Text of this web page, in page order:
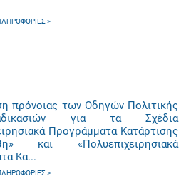
πρόνοιας των Οδηγών Πολιτικής
για τα Σχέδια
Προγράμματα Κατάρτισης
και «Πολυεπιχειρησιακά
Κα...